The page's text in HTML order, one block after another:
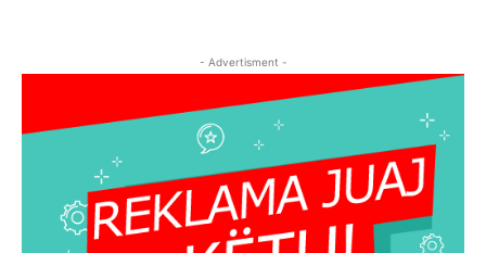
- Advertisment -